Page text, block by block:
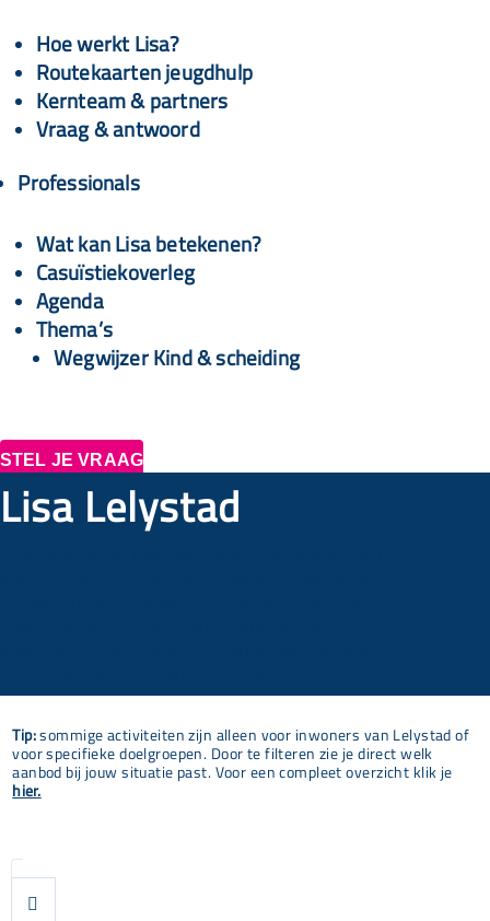
Hoe werkt Lisa?
Routekaarten jeugdhulp
Kernteam & partners
Vraag & antwoord
Professionals
Wat kan Lisa betekenen?
Casuïstiekoverleg
Agenda
Thema’s
Wegwijzer Kind & scheiding
STEL JE VRAAG
Lisa Lelystad
Tip:sommige activiteiten zijn alleen voor inwoners van Lelystad of
voor specifieke doelgroepen. Door te filteren zie je direct welk
aanbod bij jouw situatie past. Voor een compleet overzicht klik je
hier.
